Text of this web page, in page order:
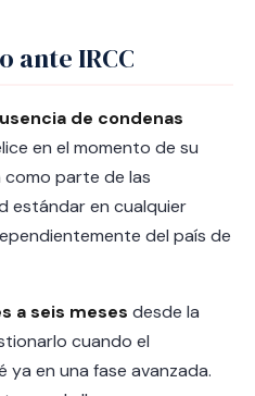
ante IRCC
de condenas
en el momento de su
como parte de las
estándar en cualquier
del país de
a seis meses desde la
cuando el
en una fase avanzada.